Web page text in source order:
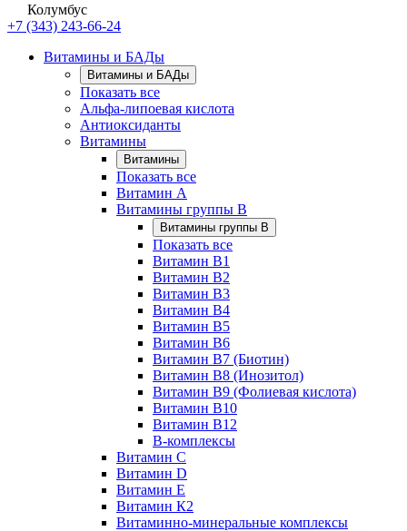
Колумбус
+7 (343) 243-66-24
Витамины и БАДы
Витамины и БАДы
Показать все
Альфа-липоевая кислота
Антиоксиданты
Витамины
Витамины
Показать все
Витамин A
Витамины группы B
Витамины группы B
Показать все
Витамин B1
Витамин B2
Витамин B3
Витамин B4
Витамин B5
Витамин B6
Витамин B7 (Биотин)
Витамин B8 (Инозитол)
Витамин B9 (Фолиевая кислота)
Витамин B10
Витамин B12
B-комплексы
Витамин C
Витамин D
Витамин E
Витамин К2
Витаминно-минеральные комплексы